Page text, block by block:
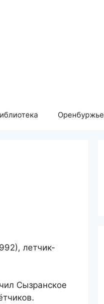
Оренбуржье
летчик-
Сызранское